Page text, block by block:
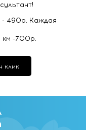
- 490р. Каждая
км -700р.
клик